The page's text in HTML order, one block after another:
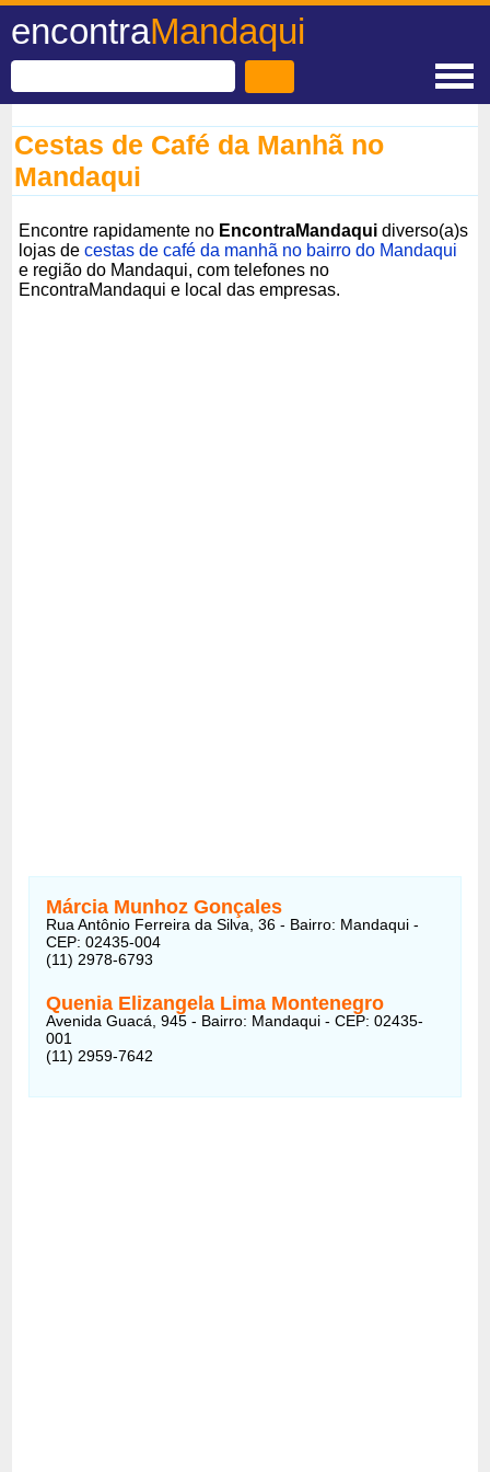
encontraMandaqui
Cestas de Café da Manhã no
Mandaqui
Encontre rapidamente no EncontraMandaqui diverso(a)s
lojas decestas de café da manhã no bairro do Mandaqui
e região do Mandaqui, com telefones no
EncontraMandaqui e local das empresas.
Márcia Munhoz Gonçales
Rua Antônio Ferreira da Silva, 36 - Bairro: Mandaqui -
CEP: 02435-004
(11) 2978-6793
Quenia Elizangela Lima Montenegro
Avenida Guacá, 945 - Bairro: Mandaqui - CEP: 02435-
001
(11) 2959-7642